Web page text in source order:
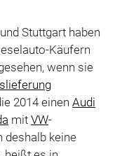
Stuttgart haben
Käufern
wenn sie
2014 einen Audi
mit VW-
deshalb keine